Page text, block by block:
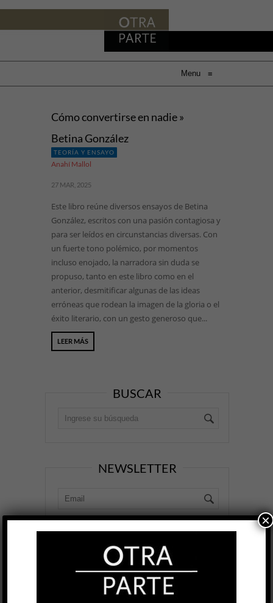
Menu ≡
Cómo convertirse en nadie »
Betina González
TEORÍA Y ENSAYO
Anahí Mallol
27 MAR, 2025
Este libro reúne diversos ensayos de Betina
González, escritos con una pasión contagiosa y
para ser leídos en circunstancias diversas. Con
un fuerte tono polémico, por momentos
incluso enojado, la narradora sin duda se
propuso, tanto en este libro como en el
anterior, desmitificar algunas de las ideas
erróneas que rodean la imagen de la gloria o el
éxito literario, con un gesto generoso que...
LEER MÁS
BUSCAR
NEWSLETTER
EDICIÓN IMPRESA
×